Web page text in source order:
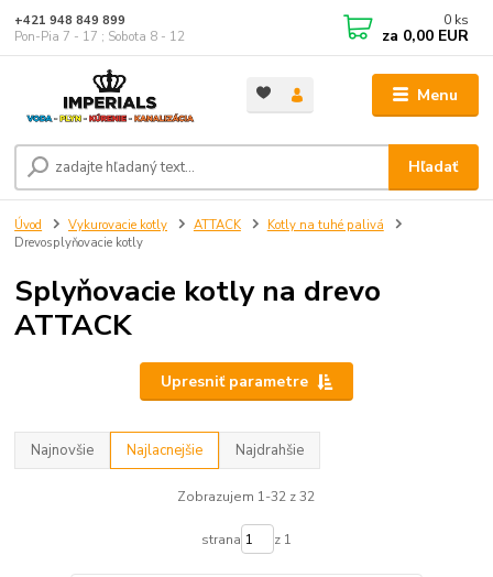
Menu
Hľadať
+421 948 849 899
Pon-Pia 7 - 17 ; Sobota 8 - 12
0 ks
za 0,00 EUR
Úvod Vykurovacie kotly ATTACK
Kotly na tuhé palivá
Drevosplyňovacie kotly
Splyňovacie kotly na drevo
ATTACK
Upresniť parametre
Najnovšie Najlacnejšie Najdrahšie
Zobrazujem 1-32 z 32
strana z 1